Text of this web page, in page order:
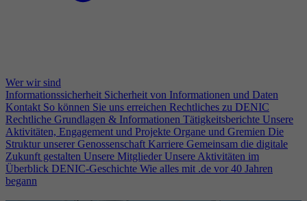
Wer wir sind
Informationssicherheit Sicherheit von Informationen und Daten
Kontakt So können Sie uns erreichen Rechtliches zu DENIC
Rechtliche Grundlagen & Informationen Tätigkeitsberichte Unsere
Aktivitäten, Engagement und Projekte Organe und Gremien Die
Struktur unserer Genossenschaft Karriere Gemeinsam die digitale
Zukunft gestalten Unsere Mitglieder Unsere Aktivitäten im
Überblick DENIC-Geschichte Wie alles mit .de vor 40 Jahren
begann